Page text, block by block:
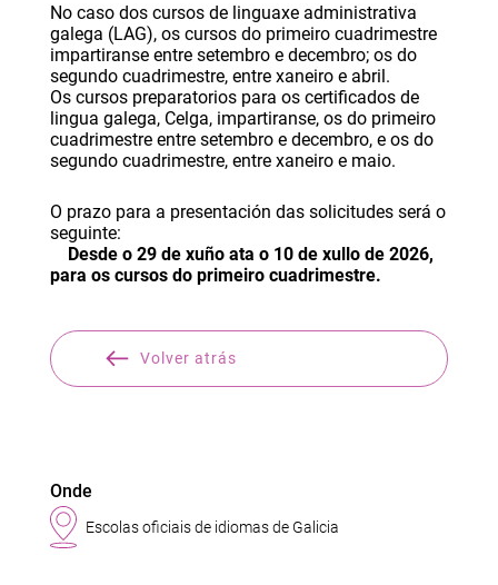
Onde
Escolas oficiais de idiomas de Galicia
No caso dos cursos de linguaxe administrativa
galega (LAG), os cursos do primeiro cuadrimestre
impartiranse entre setembro e decembro; os do
segundo cuadrimestre, entre xaneiro e abril.
Os cursos preparatorios para os certificados de
lingua galega, Celga, impartiranse, os do primeiro
cuadrimestre entre setembro e decembro, e os do
segundo cuadrimestre, entre xaneiro e maio.
O prazo para a presentación das solicitudes será o
seguinte:
Desde o 29 de xuño ata o 10 de xullo de 2026,
para os cursos do primeiro cuadrimestre.
Volver atrás